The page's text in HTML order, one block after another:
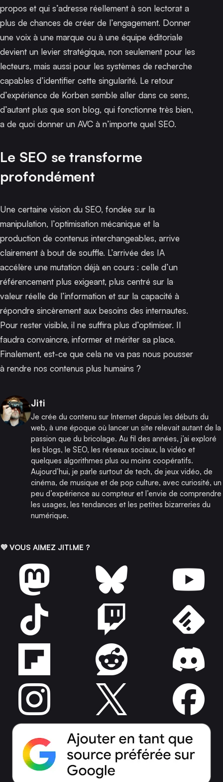
propos et qui s’adresse réellement à son lectorat a
plus de chances de créer de l’engagement. Donner
une voix à une marque ou à une équipe éditoriale
devient un levier stratégique, non seulement pour les
lecteurs, mais aussi pour les systèmes de recherche
capables d’identifier cette singularité. Le retour
d’expérience de Korben semble aller dans ce sens,
d’autant plus que son blog, qui fonctionne très bien,
a de quoi donner un AVC à n’importe quel SEO.
Le SEO se transforme
profondément
Une certaine vision du SEO, fondée sur la
manipulation, l’optimisation mécanique et la
production de contenus interchangeables, arrive
clairement à bout de souffle. L’arrivée des IA
accélère une mutation déjà en cours : celle d’un
référencement plus exigeant, plus centré sur la
valeur réelle de l’information et sur la capacité à
répondre sincèrement aux besoins des internautes.
Pour rester visible, il ne suffira plus d’optimiser. Il
faudra convaincre, informer et mériter sa place.
Finalement, est-ce que cela ne va pas nous pousser
à rendre nos contenus plus humains ?
Publié par
Jiti
Je crée du contenu sur Internet depuis les débuts du
web, à une époque où lancer un site relevait autant de la
passion que du bricolage. Au fil des années, j’ai exploré
les blogs, le SEO, les réseaux sociaux, la vidéo et
quelques algorithmes plus ou moins coopératifs.
Aujourd’hui, je parle surtout de tech, de jeux vidéo, de
cinéma, de musique et de pop culture, avec curiosité, un
peu d’expérience au compteur et l’envie de comprendre
les usages, les tendances et les petites bizarreries du
numérique.
💜 VOUS AIMEZ JITI.ME ?